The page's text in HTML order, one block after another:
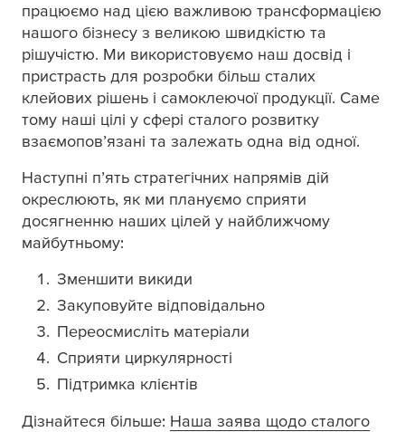
працюємо над цією важливою трансформацією
нашого бізнесу з великою швидкістю та
рішучістю. Ми використовуємо наш досвід і
пристрасть для розробки більш сталих
клейових рішень і самоклеючої продукції. Саме
тому наші цілі у сфері сталого розвитку
взаємопов’язані та залежать одна від одної.
Наступні п’ять стратегічних напрямів дій
окреслюють, як ми плануємо сприяти
досягненню наших цілей у найближчому
майбутньому:
Зменшити викиди
Закуповуйте відповідально
Переосмисліть матеріали
Сприяти циркулярності
Підтримка клієнтів
Дізнайтеся більше: Наша заява щодо сталого